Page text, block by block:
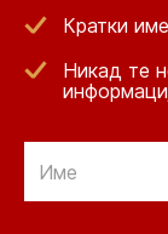
Кратки
Никад те